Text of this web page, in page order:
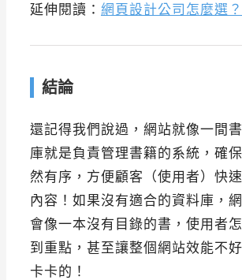
延伸閱讀： 網頁設計公司怎麼選？
結論
還記得我們說過，網站就像一間
庫就是負責管理書籍的系統，確
然有序，方便顧客（使用者）快
內容！如果沒有適合的資料庫，
會像一本沒有目錄的書，使用者
到重點，甚至讓整個網站效能不
卡卡的！